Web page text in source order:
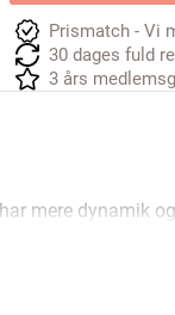
Prismatch - Vi
30 dages fuld
3 års
mere dynamik